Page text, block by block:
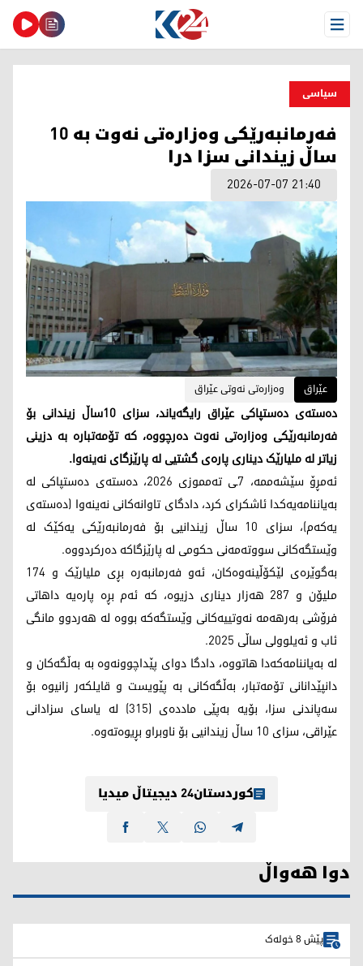
Open Menu
سیاسی
فەرمانبەرێکی وەزارەتی نەوت بە 10
ساڵ زیندانی سزا درا
2026-07-07 21:40
عێراق وەزارەتی نەوتی عێراق
دەستەی دەستپاکی عێراق رایگەیاند، سزای 10ساڵ زیندانی بۆ
فەرمانبەرێکی وەزارەتی نەوت دەرچووە، کە تۆمەتبارە بە دزینی
زیاتر لە ملیارێک دیناری پارەی گشتیی لە پارێزگای نەینەوا.
ئەمڕۆ سێشەممە، 7ـی تەمموزی 2026، دەستەی دەستپاکی لە
بەیاننامەیەکدا ئاشکرای کرد، دادگای تاوانەکانی نەینەوا (دەستەی
یەکەم)، سزای 10 ساڵ زیندانیی بۆ فەرمانبەرێکی یەکێک لە
وێستگەکانی سووتەمەنی حکومی لە پارێزگاکە دەرکردووە.
بەگوێرەی لێکۆڵینەوەکان، ئەو فەرمانبەرە بڕی ملیارێک و 174
ملیۆن و 287 هەزار دیناری دزیوە، کە ئەم بڕە پارەیە داهاتی
فرۆشی بەرهەمە نەوتییەکانی وێستگەکە بووە لە هەردوو مانگی
ئاب و ئەیلوولی ساڵی 2025.
لە بەیاننامەکەدا هاتووە، دادگا دوای پێداچوونەوە بە بەڵگەکان و
دانپێدانانی تۆمەتبار، بەڵگەکانی بە پێویست و قایلکەر زانیوە بۆ
سەپاندنی سزا، بۆیە بەپێی ماددەی (٣١٥) لە یاسای سزادانی
عێراقی، سزای ١٠ ساڵ زیندانیی بۆ ناوبراو بڕیوەتەوە.
کوردستان24 دیجیتاڵ میدیا
دوا هەواڵ
پێش 8 خولەک